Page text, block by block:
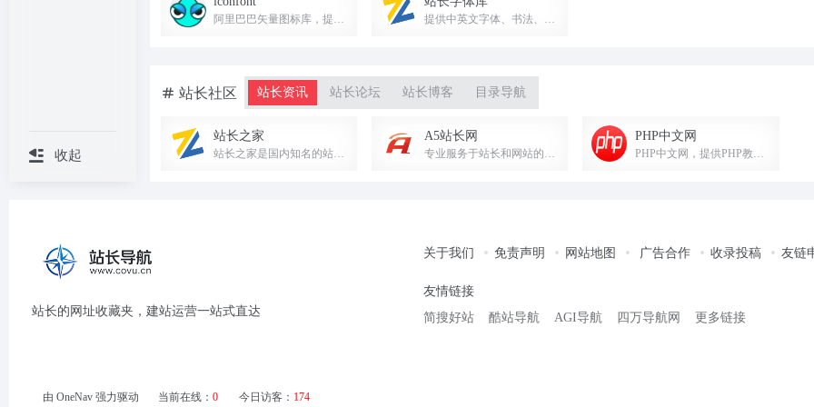
收起
站长社区 站长资讯 站长论坛 站长博客 目录导航
站长之家 A5站长网 PHP中文网
站长的网址收藏夹，建站运营一站式直达
关于我们 免责声明 网站地图 广告合作 收录投稿 友链
友情链接
简搜好站
酷站导航 AGI导航 四万导航网 更多链接
由 OneNav 强力驱动 当前在线： 0 今日访客： 174